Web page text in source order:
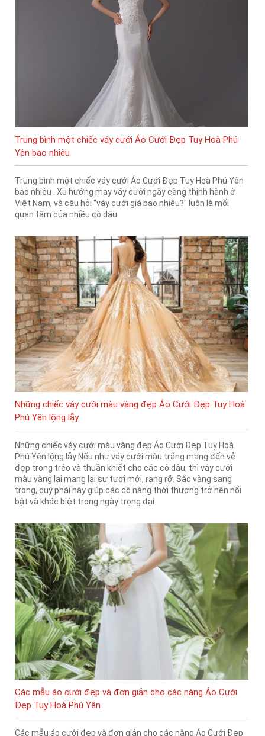
Trung bình một chiếc váy cưới Áo Cưới Đẹp Tuy Hoà Phú
Yên bao nhiêu
Trung bình một chiếc váy cưới Áo Cưới Đẹp Tuy Hoà Phú Yên
bao nhiêu . Xu hướng may váy cưới ngày càng thịnh hành ở
Việt Nam, và câu hỏi "váy cưới giá bao nhiêu?" luôn là mối
quan tâm của nhiều cô dâu.
Những chiếc váy cưới màu vàng đẹp Áo Cưới Đẹp Tuy Hoà
Phú Yên lộng lẫy
Những chiếc váy cưới màu vàng đẹp Áo Cưới Đẹp Tuy Hoà
Phú Yên lộng lẫy Nếu như váy cưới màu trắng mang đến vẻ
đẹp trong trẻo và thuần khiết cho các cô dâu, thì váy cưới
màu vàng lại mang lại sự tươi mới, rạng rỡ. Sắc vàng sang
trọng, quý phái này giúp các cô nàng thời thượng trở nên nổi
bật và khác biệt trong ngày trọng đại.
Các mẫu áo cưới đẹp và đơn giản cho các nàng Áo Cưới
Đẹp Tuy Hoà Phú Yên
Các mẫu áo cưới đẹp và đơn giản cho các nàng Áo Cưới Đẹp